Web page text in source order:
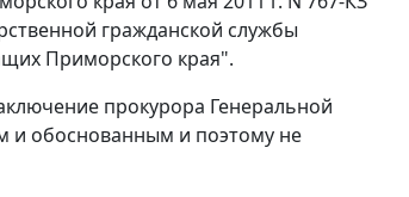
гражданской службы
Приморского края".
прокурора Генеральной
и обоснованным и поэтому не